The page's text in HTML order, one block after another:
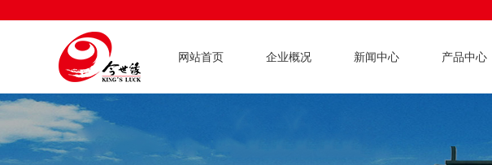
网站首页 企业概况 新闻中心 产品中心